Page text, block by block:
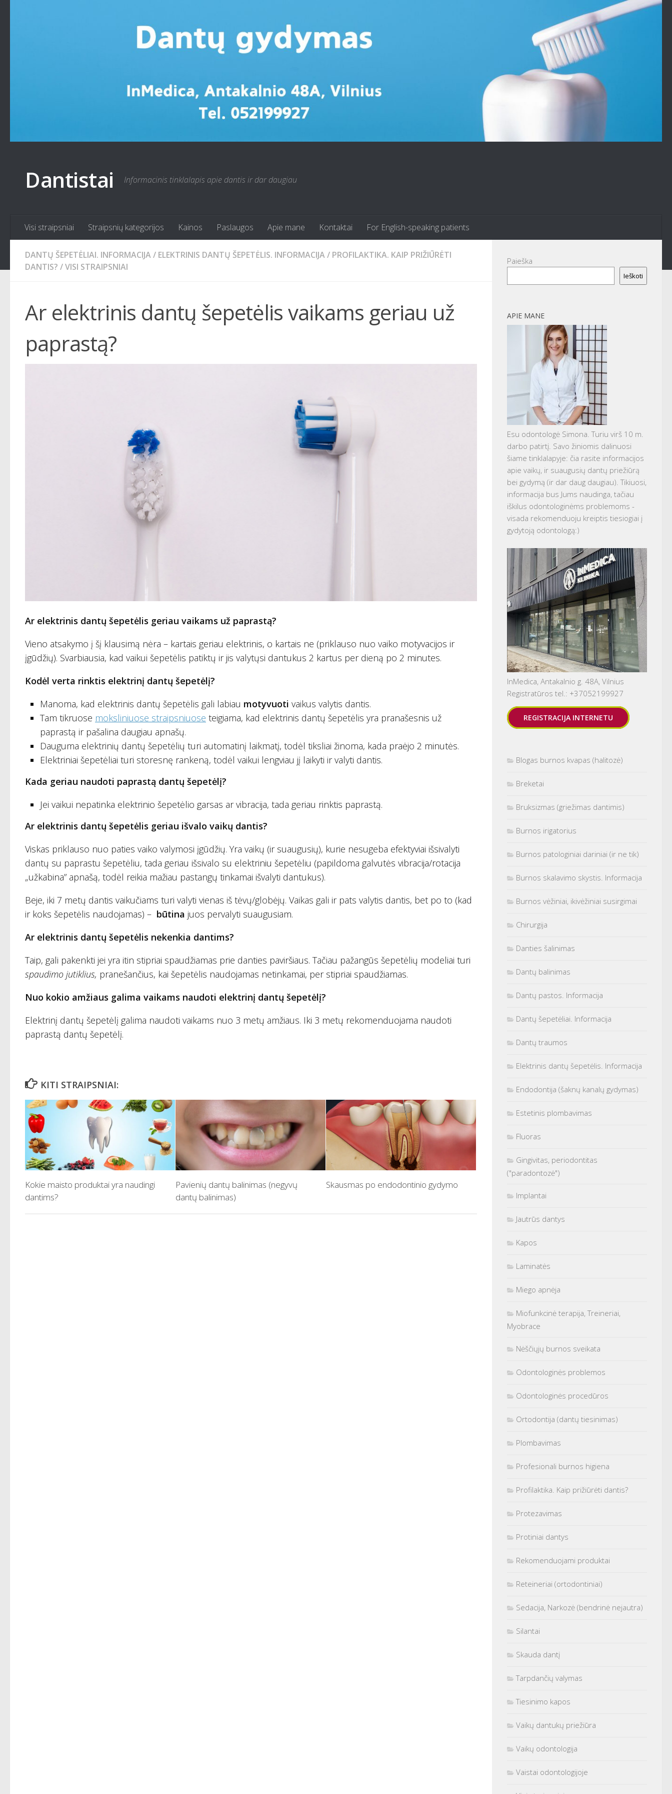
Dantistai Informacinis tinklalapis apie dantis ir dar daugiau
Visi straipsniai Straipsnių kategorijos Kainos Paslaugos Apie mane Kontaktai For English-speaking patients
DANTŲ ŠEPETĖLIAI. INFORMACIJA/ ELEKTRINIS DANTŲ ŠEPETĖLIS. INFORMACIJA/ PROFILAKTIKA. KAIP PRIŽIŪRĖTI
DANTIS? /VISI STRAIPSNIAI
Ar elektrinis dantų šepetėlis vaikams geriau už
paprastą?
Ar elektrinis dantų šepetėlis geriau vaikams už paprastą?
Vieno atsakymo į šį klausimą nėra – kartais geriau elektrinis, o kartais ne (priklauso nuo vaiko motyvacijos ir
įgūdžių). Svarbiausia, kad vaikui šepetėlis patiktų ir jis valytųsi dantukus 2 kartus per dieną po 2 minutes.
Kodėl verta rinktis elektrinį dantų šepetėlį?
Manoma, kad elektrinis dantų šepetėlis gali labiau motyvuoti vaikus valytis dantis.
Tam tikruose moksliniuose straipsniuose teigiama, kad elektrinis dantų šepetėlis yra pranašesnis už
paprastą ir pašalina daugiau apnašų.
Dauguma elektrinių dantų šepetėlių turi automatinį laikmatį, todėl tiksliai žinoma, kada praėjo 2 minutės.
Elektriniai šepetėliai turi storesnę rankeną, todėl vaikui lengviau jį laikyti ir valyti dantis.
Kada geriau naudoti paprastą dantų šepetėlį?
Jei vaikui nepatinka elektrinio šepetėlio garsas ar vibracija, tada geriau rinktis paprastą.
Ar elektrinis dantų šepetėlis geriau išvalo vaikų dantis?
Viskas priklauso nuo paties vaiko valymosi įgūdžių. Yra vaikų (ir suaugusių), kurie nesugeba efektyviai išsivalyti
dantų su paprastu šepetėliu, tada geriau išsivalo su elektriniu šepetėliu (papildoma galvutės vibracija/rotacija
„užkabina” apnašą, todėl reikia mažiau pastangų tinkamai išvalyti dantukus).
Beje, iki 7 metų dantis vaikučiams turi valyti vienas iš tėvų/globėjų. Vaikas gali ir pats valytis dantis, bet po to (kad
ir koks šepetėlis naudojamas) – būtina juos pervalyti suaugusiam.
Ar elektrinis dantų šepetėlis nekenkia dantims?
Taip, gali pakenkti jei yra itin stipriai spaudžiamas prie danties paviršiaus. Tačiau pažangūs šepetėlių modeliai turi
spaudimo jutiklius, pranešančius, kai šepetėlis naudojamas netinkamai, per stipriai spaudžiamas.
Nuo kokio amžiaus galima vaikams naudoti elektrinį dantų šepetėlį?
Elektrinį dantų šepetėlį galima naudoti vaikams nuo 3 metų amžiaus. Iki 3 metų rekomenduojama naudoti
paprastą dantų šepetėlį.
KITI STRAIPSNIAI:
Kokie maisto produktai yra naudingi
dantims?
Pavienių dantų balinimas (negyvų
dantų balinimas)
Skausmas po endodontinio gydymo
Paieška
Ieškoti
APIE MANE
Esu odontologė Simona. Turiu virš 10 m.
darbo patirtį. Savo žiniomis dalinuosi
šiame tinklalapyje: čia rasite informacijos
apie vaikų, ir suaugusių dantų priežiūrą
bei gydymą (ir dar daug daugiau). Tikiuosi,
informacija bus Jums naudinga, tačiau
iškilus odontologinėms problemoms -
visada rekomenduoju kreiptis tiesiogiai į
gydytoją odontologą:)
InMedica, Antakalnio g. 48A, Vilnius
Registratūros tel.: +37052199927
REGISTRACIJA INTERNETU
Blogas burnos kvapas (halitozė)
Breketai
Bruksizmas (griežimas dantimis)
Burnos irigatorius
Burnos patologiniai dariniai (ir ne tik)
Burnos skalavimo skystis. Informacija
Burnos vėžiniai, ikivėžiniai susirgimai
Chirurgija
Danties šalinimas
Dantų balinimas
Dantų pastos. Informacija
Dantų šepetėliai. Informacija
Dantų traumos
Elektrinis dantų šepetėlis. Informacija
Endodontija (šaknų kanalų gydymas)
Estetinis plombavimas
Fluoras
Gingivitas, periodontitas
("paradontozė")
Implantai
Jautrūs dantys
Kapos
Laminatės
Miego apnėja
Miofunkcinė terapija, Treineriai,
Myobrace
Nėščiųjų burnos sveikata
Odontologinės problemos
Odontologinės procedūros
Ortodontija (dantų tiesinimas)
Plombavimas
Profesionali burnos higiena
Profilaktika. Kaip prižiūrėti dantis?
Protezavimas
Protiniai dantys
Rekomenduojami produktai
Reteineriai (ortodontiniai)
Sedacija, Narkozė (bendrinė nejautra)
Silantai
Skauda dantį
Tarpdančių valymas
Tiesinimo kapos
Vaikų dantukų priežiūra
Vaikų odontologija
Vaistai odontologijoje